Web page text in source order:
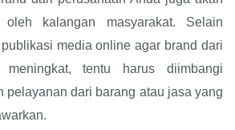
kalangan masyarakat. Selain
media online agar brand dari
meningkat, tentu harus diimbangi
pelayanan dari barang atau jasa yang